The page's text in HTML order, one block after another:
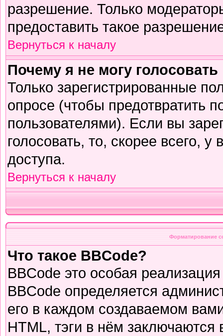
разрешение. Только
предоставить такое
Вернуться к началу
Почему я не могу
Только зарегистрированные
опросе (чтобы предотвратить
пользователями). Если вы
голосовать, то, скорее всего,
доступа.
Вернуться к началу
Форматирование
Что такое BBCode?
BBCode это особая
BBCode определяется
его в каждом создаваемом
HTML, тэги в нём